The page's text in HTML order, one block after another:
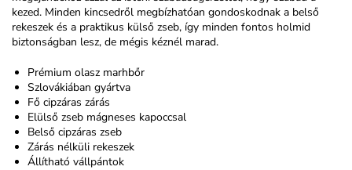
kezed. Minden kincsedről megbízhatóan gondoskodnak a belső
rekeszek és a praktikus külső zseb, így minden fontos holmid
biztonságban lesz, de mégis kéznél marad.
Prémium olasz marhbőr
Szlovákiában gyártva
Fő cipzáras zárás
Elülső zseb mágneses kapoccsal
Belső cipzáras zseb
Zárás nélküli rekeszek
Állítható vállpántok